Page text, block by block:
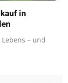
in
– und